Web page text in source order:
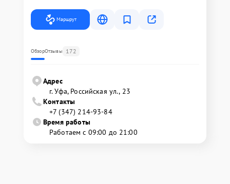
Маршрут
ОбзорОтзывы 172
Адрес
г. Уфа, Российская ул., 23
Контакты
+7 (347) 214-93-84
Время работы
Работаем с 09:00 до 21:00